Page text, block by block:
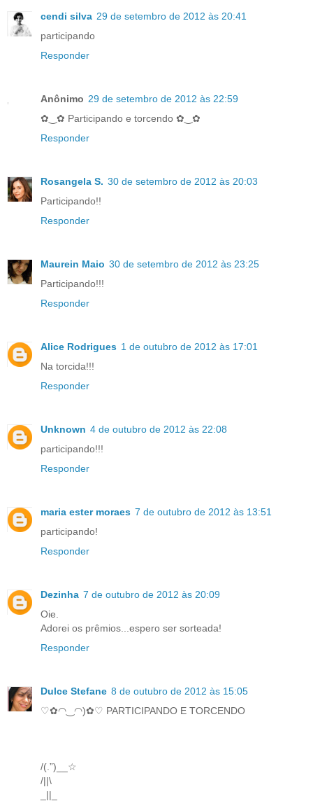
cendi silva 29 de setembro de 2012 às 20:41
participando
Responder
Anônimo 29 de setembro de 2012 às 22:59
✿‿✿ Participando e torcendo ✿‿✿
Responder
Rosangela S. 30 de setembro de 2012 às 20:03
Participando!!
Responder
Maurein Maio 30 de setembro de 2012 às 23:25
Participando!!!
Responder
Alice Rodrigues 1 de outubro de 2012 às 17:01
Na torcida!!!
Responder
Unknown 4 de outubro de 2012 às 22:08
participando!!!
Responder
maria ester moraes 7 de outubro de 2012 às 13:51
participando!
Responder
Dezinha 7 de outubro de 2012 às 20:09
Oie.
Adorei os prêmios...espero ser sorteada!
Responder
Dulce Stefane 8 de outubro de 2012 às 15:05
♡✿◠‿◠)✿♡ PARTICIPANDO E TORCENDO
/(.”)__☆
/||\
_||_